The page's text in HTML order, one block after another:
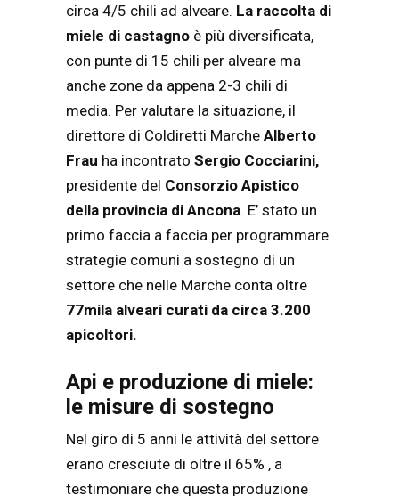
circa 4/5 chili ad alveare. La raccolta di
miele di castagno è più diversificata,
con punte di 15 chili per alveare ma
anche zone da appena 2-3 chili di
media. Per valutare la situazione, il
direttore di Coldiretti Marche Alberto
Frau ha incontrato Sergio Cocciarini,
presidente del Consorzio Apistico
della provincia di Ancona. E’ stato un
primo faccia a faccia per programmare
strategie comuni a sostegno di un
settore che nelle Marche conta oltre
77mila alveari curati da circa 3.200
apicoltori.
Api e produzione di miele:
le misure di sostegno
Nel giro di 5 anni le attività del settore
erano cresciute di oltre il 65% , a
testimoniare che questa produzione